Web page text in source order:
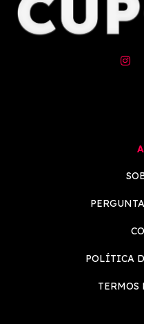
POLÍTICA
TERMOS